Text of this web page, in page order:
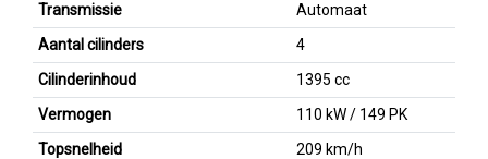
Transmissie
Automaat
Aantal cilinders
4
Cilinderinhoud
1395 cc
Vermogen
110 kW / 149 PK
Topsnelheid
209 km/h